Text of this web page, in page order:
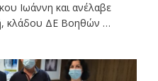
Ιωάννη και ανέλαβε
κλάδου ΔΕ Βοηθών …